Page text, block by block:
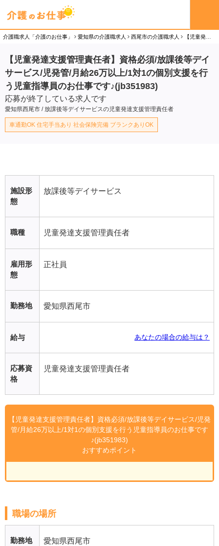
介護職求人「介護のお仕事」 愛知県の介護職求人 西尾市の介護職求人 【児童発達支援管理責任者】資格必須/放課後等デイサービス/児発管/月給26万以上/1対1の個別支援を行う児童指導員のお仕事です♪(jb351983)の児童発達支援管理責任者（正社員）求人
【児童発達支援管理責任者】資格必須/放課後等デイ
サービス/児発管/月給26万以上/1対1の個別支援を行
う児童指導員のお仕事です♪(jb351983)
応募が終了している求人です
愛知県西尾市 / 放課後等デイサービスの児童発達支援管理責任者
車通勤OK 住宅手当あり 社会保険完備 ブランクありOK
施設形
態
放課後等デイサービス
職種 児童発達支援管理責任者
雇用形
態
正社員
勤務地 愛知県西尾市
給与 あなたの場合の給与は？
応募資
格
児童発達支援管理責任者
【児童発達支援管理責任者】資格必須/放課後等デイサービス/児発
管/月給26万以上/1対1の個別支援を行う児童指導員のお仕事です
♪(jb351983)
おすすめポイント
職場の場所
勤務地 愛知県西尾市